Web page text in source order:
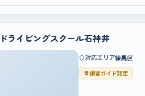
ライビングスクール石神井
対応エリア練馬区
講習ガイド認定